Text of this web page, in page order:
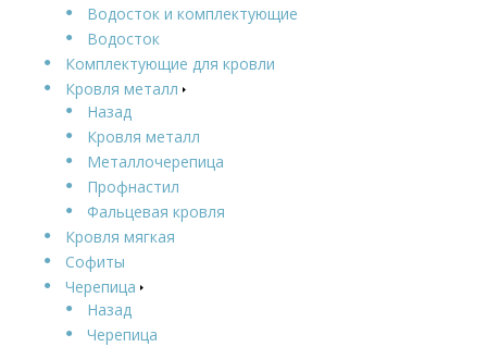
Водосток и комплектующие
Водосток
Комплектующие для кровли
Кровля металл
Назад
Кровля металл
Металлочерепица
Профнастил
Фальцевая кровля
Кровля мягкая
Софиты
Черепица
Назад
Черепица